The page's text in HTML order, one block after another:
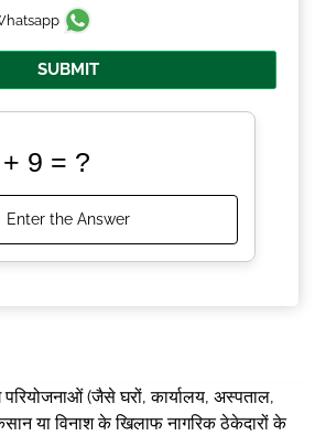
SUBMIT
परियोजनाओं (जैसे घरों, कार्यालय, अस्पताल,
या विनाश के खिलाफ नागरिक ठेकेदारों के